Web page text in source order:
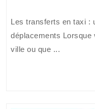
Les transferts en taxi :
déplacements
ville ou que ...